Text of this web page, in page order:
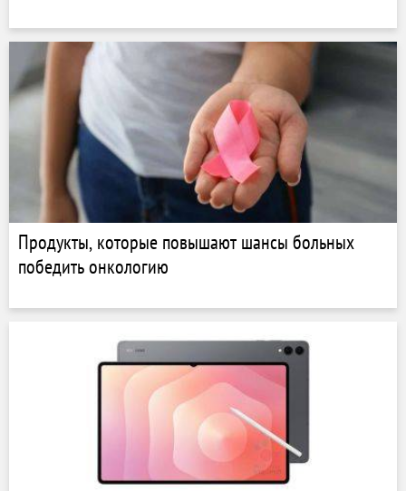
Продукты, которые повышают шансы больных
победить онкологию